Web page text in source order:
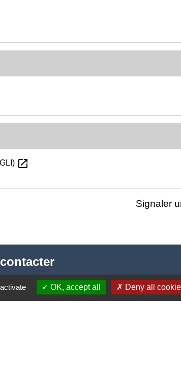
open_in_new
Signaler
de Puylaurens
la Mairie
OK, accept all Deny all